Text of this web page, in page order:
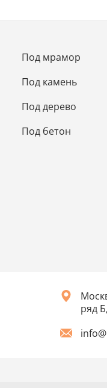
Под мрамор
Под камень
Под дерево
Под бетон
ряд